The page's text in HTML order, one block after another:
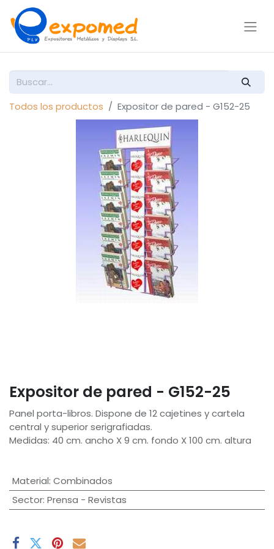
Todos los productos Expositor de pared - G152-25
Expositor de pared - G152-25
Panel porta-libros. Dispone de 12 cajetines y cartela
central y superior serigrafiadas.
Medidas: 40 cm. ancho X 9 cm. fondo X 100 cm. altura
Material: Combinados
Sector: Prensa - Revistas